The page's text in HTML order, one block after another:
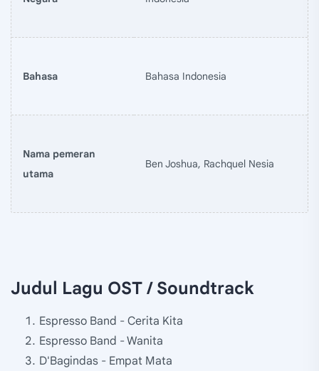
Bahasa Bahasa Indonesia
Nama pemeran
utama
Ben Joshua, Rachquel Nesia
Judul Lagu OST / Soundtrack
Espresso Band - Cerita Kita
Espresso Band - Wanita
D'Bagindas - Empat Mata